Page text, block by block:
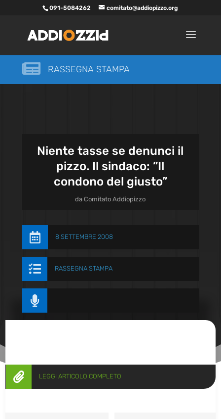
091-5084262 comitato@addiopizzo.org
 RASSEGNA STAMPA
Niente tasse se denunci il
pizzo. Il sindaco: ”Il
condono del giusto”
daComitato Addiopizzo
 8 SETTEMBRE 2008
 RASSEGNA STAMPA

 LEGGI ARTICOLO COMPLETO